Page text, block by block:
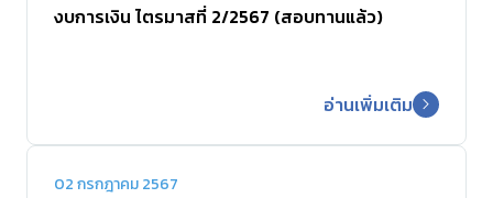
งบการเงิน ไตรมาสที่ 2/2567 (สอบทานแล้ว)
อ่านเพิ่มเติม
02 กรกฎาคม 2567